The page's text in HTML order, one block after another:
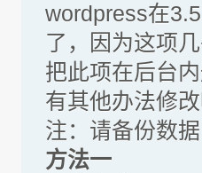
wordpress在
了，因为这项
把此项在后台
有其他办法修
注：请备份数
方法一